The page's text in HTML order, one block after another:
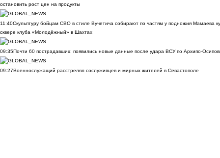
остановить рост цен на продукты
11:40Скульптуру бойцам СВО в стиле Вучетича собирают по частям у подножия Мамаева
сквере клуба «Молодёжный» в Шахтах
09:35Почти 60 пострадавших: появились новые данные после удара ВСУ по Архипо-
09:27Военнослужащий расстрелял сослуживцев и мирных жителей в Севастополе